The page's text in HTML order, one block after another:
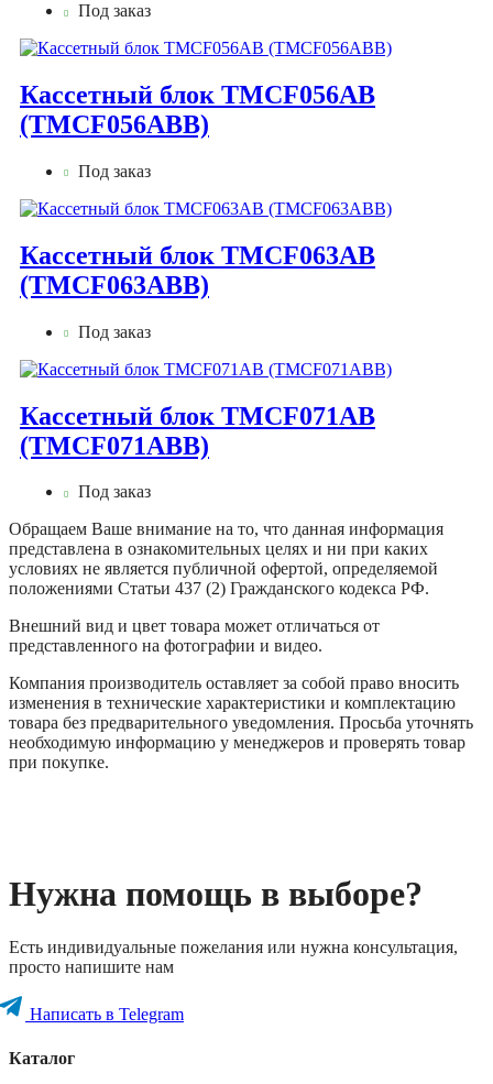
Под заказ
Кассетный блок TMCF056AB
(TMCF056ABB)
Под заказ
Кассетный блок TMCF063AB
(TMCF063ABB)
Под заказ
Кассетный блок TMCF071AB
(TMCF071ABB)
Под заказ
Обращаем Ваше внимание на то, что данная информация
представлена в ознакомительных целях и ни при каких
условиях не является публичной офертой, определяемой
положениями Статьи 437 (2) Гражданского кодекса РФ.
Внешний вид и цвет товара может отличаться от
представленного на фотографии и видео.
Компания производитель оставляет за собой право вносить
изменения в технические характеристики и комплектацию
товара без предварительного уведомления. Просьба уточнять
необходимую информацию у менеджеров и проверять товар
при покупке.
Нужна помощь в выборе?
Есть индивидуальные пожелания или нужна консультация,
просто напишите нам
Написать в Telegram
Каталог